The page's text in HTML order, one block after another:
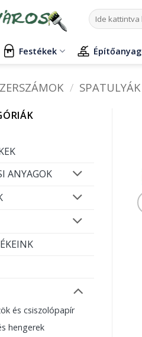
Keresés
a
Festékek
/ SPATULYÁK
ANYAGOK
és csiszolópapír
hengerek